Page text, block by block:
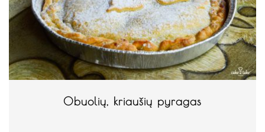
Obuolių, kriaušių pyragas